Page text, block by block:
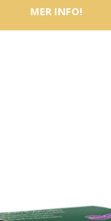
MER INFO!